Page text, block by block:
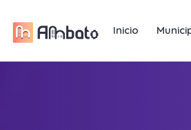
Inicio